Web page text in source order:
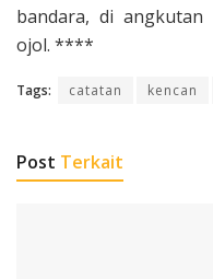
bandara, di
ojol. ****
Tags: catatan kencan
Post Terkait